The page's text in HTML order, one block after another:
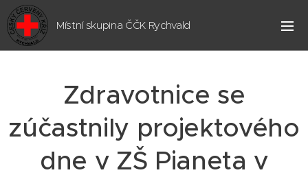
Místní skupina ČČK Rychvald
Zdravotnice se
zúčastnily projektového
dne v ZŠ Pianeta v